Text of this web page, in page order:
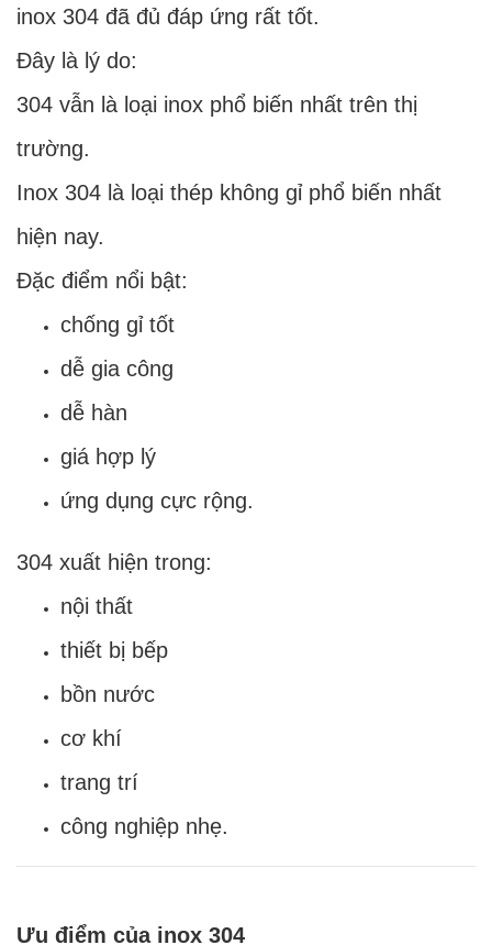
inox 304 đã đủ đáp ứng rất tốt.
Đây là lý do:
304 vẫn là loại inox phổ biến nhất trên thị
trường.
Inox 304 là loại thép không gỉ phổ biến nhất
hiện nay.
Đặc điểm nổi bật:
chống gỉ tốt
dễ gia công
dễ hàn
giá hợp lý
ứng dụng cực rộng.
304 xuất hiện trong:
nội thất
thiết bị bếp
bồn nước
cơ khí
trang trí
công nghiệp nhẹ.
Ưu điểm của inox 304